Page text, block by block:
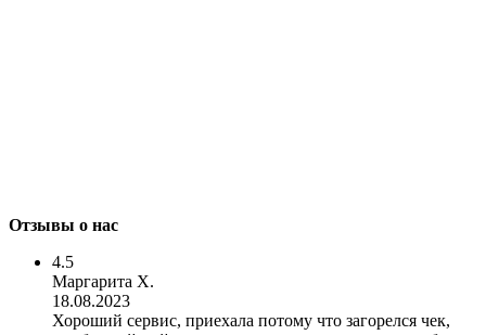
Отзывы о нас
4.5
Маргарита Х.
18.08.2023
Хороший сервис, приехала потому что загорелся чек,